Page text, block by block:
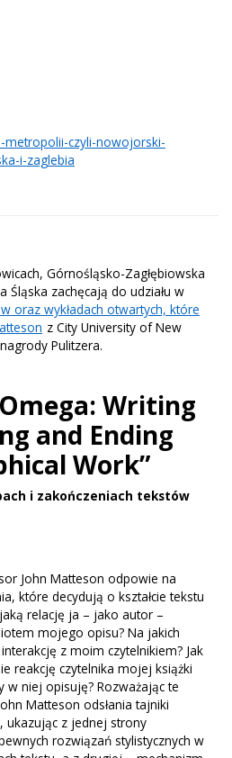
czyli-nowojorski-
i-zaglebia
Górnośląsko-Zagłębiowska
Śląska zachęcają do udziału w
oraz wykładach otwartych, które
z City University of New
Pulitzera.
Writing
and Ending
Work”
i zakończeniach tekstów
John Matteson odpowie na
które decydują o kształcie tekstu
relację ja – jako autor –
mojego opisu? Na jakich
z moim czytelnikiem? Jak
reakcję czytelnika mojej książki
w niej opisuję? Rozważając te
Matteson odsłania tajniki
ukazując z jednej strony
rozwiązań stylistycznych w